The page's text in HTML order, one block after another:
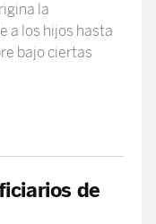
la
a los hijos hasta
bajo ciertas
de